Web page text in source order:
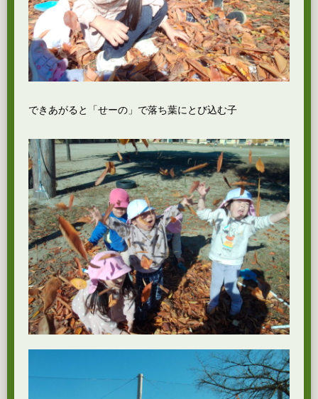
できあがると「せーの」で落ち葉にとび込む子